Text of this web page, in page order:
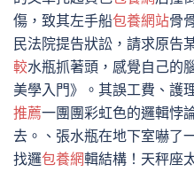
傷，致其左手船包養網站骨
民法院提告狀訟，請求原告
較水瓶抓著頭，感覺自己的
美學入門》。其誤工費、護
推薦一團團彩虹色的邏輯悖
去。、張水瓶在地下室嚇了
找邏包養網輯結構！天秤座